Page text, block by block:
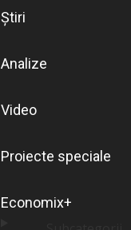
Știri
Analize
Video
Proiecte speciale
Economix+